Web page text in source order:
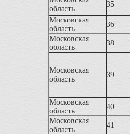
область
35
Московская
область
36
Московская
область
38
Московская
область
39
Московская
область
40
Московская
область
41